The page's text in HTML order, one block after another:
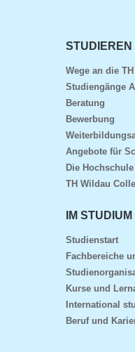
Wege an die
Studiengänge
Beratung
Bewerbung
Angebote für
Die
TH Wildau
IM STUDIUM
Studienstart
Fachbereiche
Kurse und
International
Beruf und